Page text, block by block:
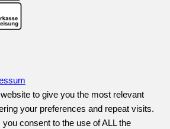
to give you the most relevant
your preferences and repeat visits.
you consent to the use of ALL the